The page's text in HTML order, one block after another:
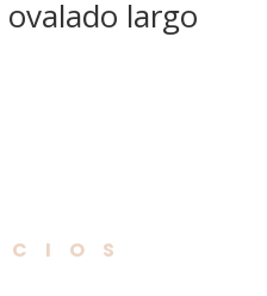
largo